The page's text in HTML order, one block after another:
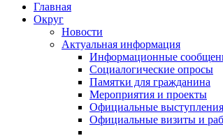
Главная
Округ
Новости
Актуальная информация
Информационные
Социалогические опросы
Памятки для гражданина
Мероприятия и проекты
Официальные
Официальные визиты и